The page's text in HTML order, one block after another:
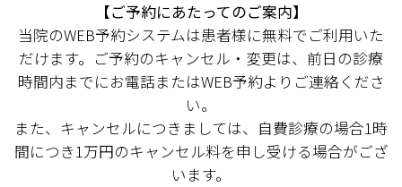
【ご予約にあたってのご案内】
当院のWEB予約システムは患者様に無料でご利用いた
だけます。ご予約のキャンセル・変更は、前日の診療
時間内までにお電話またはWEB予約よりご連絡くださ
い。
また、キャンセルにつきましては、自費診療の場合1時
間につき1万円のキャンセル料を申し受ける場合がござ
います。